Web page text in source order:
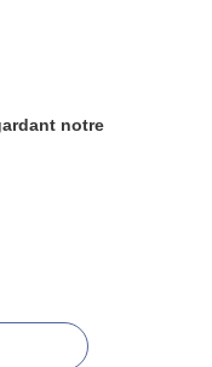
notre